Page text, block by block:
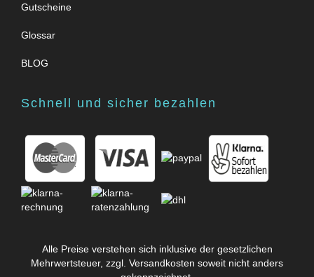
Gutscheine
Glossar
BLOG
Schnell und sicher bezahlen
Alle Preise verstehen sich inklusive der gesetzlichen
Mehrwertsteuer, zzgl. Versandkosten soweit nicht anders